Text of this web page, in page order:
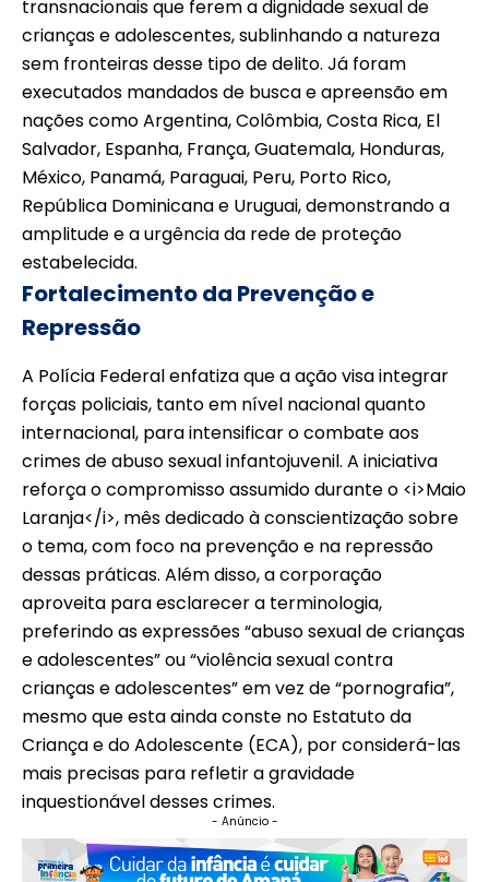
transnacionais que ferem a dignidade sexual de
crianças e adolescentes, sublinhando a natureza
sem fronteiras desse tipo de delito. Já foram
executados mandados de busca e apreensão em
nações como Argentina, Colômbia, Costa Rica, El
Salvador, Espanha, França, Guatemala, Honduras,
México, Panamá, Paraguai, Peru, Porto Rico,
República Dominicana e Uruguai, demonstrando a
amplitude e a urgência da rede de proteção
estabelecida.
Fortalecimento da Prevenção e
Repressão
A Polícia Federal enfatiza que a ação visa integrar
forças policiais, tanto em nível nacional quanto
internacional, para intensificar o combate aos
crimes de abuso sexual infantojuvenil. A iniciativa
reforça o compromisso assumido durante o <i>Maio
Laranja</i>, mês dedicado à conscientização sobre
o tema, com foco na prevenção e na repressão
dessas práticas. Além disso, a corporação
aproveita para esclarecer a terminologia,
preferindo as expressões “abuso sexual de crianças
e adolescentes” ou “violência sexual contra
crianças e adolescentes” em vez de “pornografia”,
mesmo que esta ainda conste no Estatuto da
Criança e do Adolescente (ECA), por considerá-las
mais precisas para refletir a gravidade
inquestionável desses crimes.
- Anúncio -